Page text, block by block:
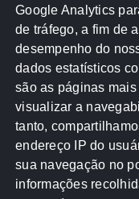
Atricon Audicom
CREA-MT
MPF Notícias
Receita Federal
TCE-MT TCU
Google Analytics
de tráfego, a fim de
desempenho do
dados estatísticos
são as páginas
visualizar a
tanto,
endereço IP do
sua navegação no
informações